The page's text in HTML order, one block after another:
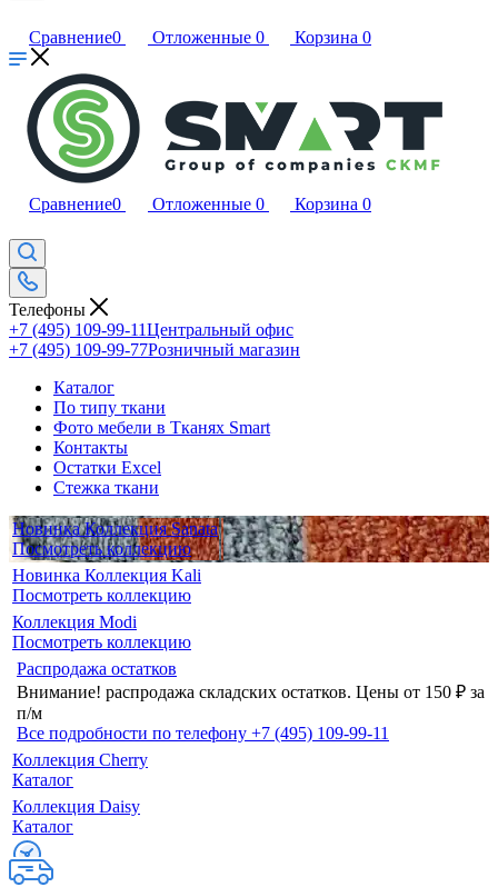
Сравнение0 Отложенные 0 Корзина 0
Сравнение0 Отложенные 0 Корзина 0
Телефоны
+7 (495) 109-99-11Центральный офис
+7 (495) 109-99-77Розничный магазин
Каталог
По типу ткани
Фото мебели в Тканях Smart
Контакты
Остатки Excel
Стежка ткани
Новинка Коллекция Sanata
Посмотреть коллекцию
Новинка Коллекция Kali
Посмотреть коллекцию
Коллекция Modi
Посмотреть коллекцию
Распродажа остатков
Внимание! распродажа складских остатков. Цены от 150 ₽ за
п/м
Все подробности по телефону +7 (495) 109-99-11
Коллекция Cherry
Каталог
Коллекция Daisy
Каталог